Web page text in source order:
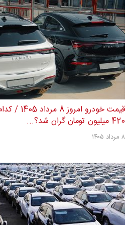
قیمت
420 میلیون تومان گران شد؟...
۸ مرداد ۱۴۰۵